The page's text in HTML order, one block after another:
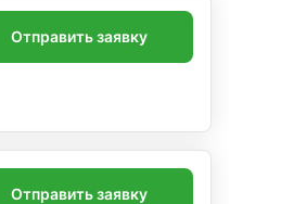
Отправить заявку
Отправить заявку